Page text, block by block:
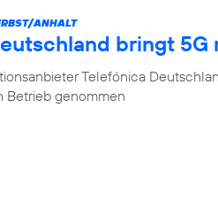
ANHALT
bringt 5G
Telefónica
Betrieb genommen